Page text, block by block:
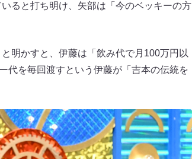
ると打ち明け、矢部は「今のベッキーの方
明かすと、伊藤は「飲み代で月100万円以
代を毎回渡すという伊藤が「吉本の伝統を